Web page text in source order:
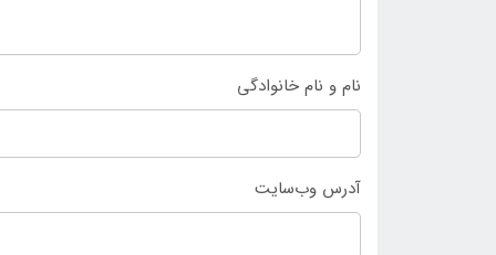
نام و نام خانوادگی
آدرس وب‌سایت